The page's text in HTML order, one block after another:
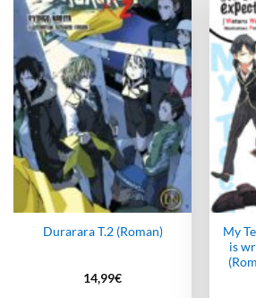
Ajouter
à la
wishlist
Durarara T.2 (Roman)
14,99€
My
is